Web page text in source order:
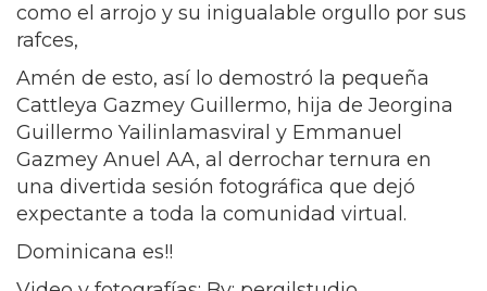
como el arrojo y su inigualable orgullo por sus
rafces,
Amén de esto, así lo demostró la pequeña
Cattleya Gazmey Guillermo, hija de Jeorgina
Guillermo Yailinlamasviral y Emmanuel
Gazmey Anuel AA, al derrochar ternura en
una divertida sesión fotográfica que dejó
expectante a toda la comunidad virtual.
Dominicana es!!